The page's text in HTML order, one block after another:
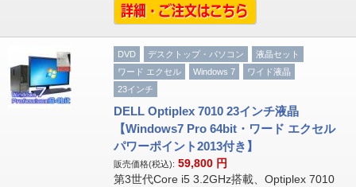
DVD デスクトップ・パソコン
液晶セット
ワード エクセル
Windows 7
ワイド液晶
23インチ
DELL Optiplex 7010 23インチ液晶
【Windows7 Pro 64bit・ワード エクセル
パワーポイント2013付き】
販売価格(税込): 59,800 円
第3世代Core i5 3.2GHz搭載、Optiplex 7010